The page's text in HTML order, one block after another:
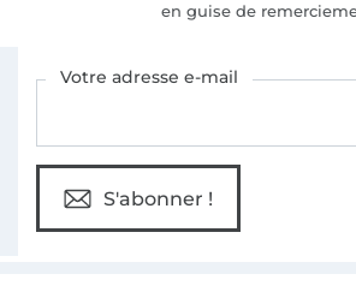
en guise de
Votre adresse e-mail
S'abonner !